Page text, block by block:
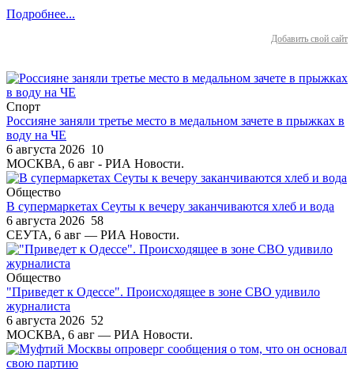
Подробнее...
Добавить свой сайт
Спорт
Россияне заняли третье место в медальном зачете в прыжках в
воду на ЧЕ
6 августа 2026 10
МОСКВА, 6 авг - РИА Новости.
Общество
В супермаркетах Сеуты к вечеру заканчиваются хлеб и вода
6 августа 2026 58
СЕУТА, 6 авг — РИА Новости.
Общество
"Приведет к Одессе". Происходящее в зоне СВО удивило
журналиста
6 августа 2026 52
МОСКВА, 6 авг — РИА Новости.